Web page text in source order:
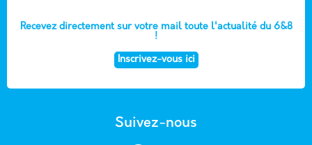
Recevez directement sur votre mail toute l'actualité du 6&8
!
Inscrivez-vous ici
Suivez-nous